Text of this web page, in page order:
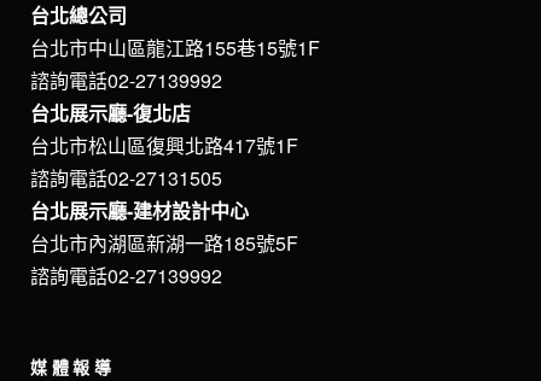
台北總公司
台北市中山區龍江路155巷15號1F
諮詢電話02-27139992
台北展示廳-復北店
台北市松山區復興北路417號1F
諮詢電話02-27131505
台北展示廳-建材設計中心
台北市內湖區新湖一路185號5F
諮詢電話02-27139992
媒體報導